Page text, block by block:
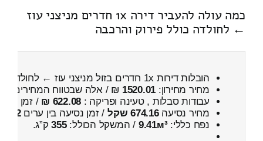
כמה עולה להעביר דירה 1x חדרים מניצני עוז
← לחולדה כולל פירוק והרכבה
הובלות דירות 1x חדרים בזול מניצני עוז ← לחולדה
מחיר מחירון: 1520.01 ₪ / אלה שבטווח המחירים
עבודות סבלות , טעינה ופריקה : 622.08 ₪ / זמן :
מחיר נסיעה674.16 שקל / זמן נסיעה בין ערים52 דקות
נפח כללי:9.41м³ / המשקל הכולל:355ק”ג.